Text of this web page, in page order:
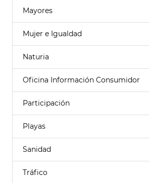
Mayores
Mujer e Igualdad
Naturia
Oficina Información Consumidor
Participación
Playas
Sanidad
Tráfico